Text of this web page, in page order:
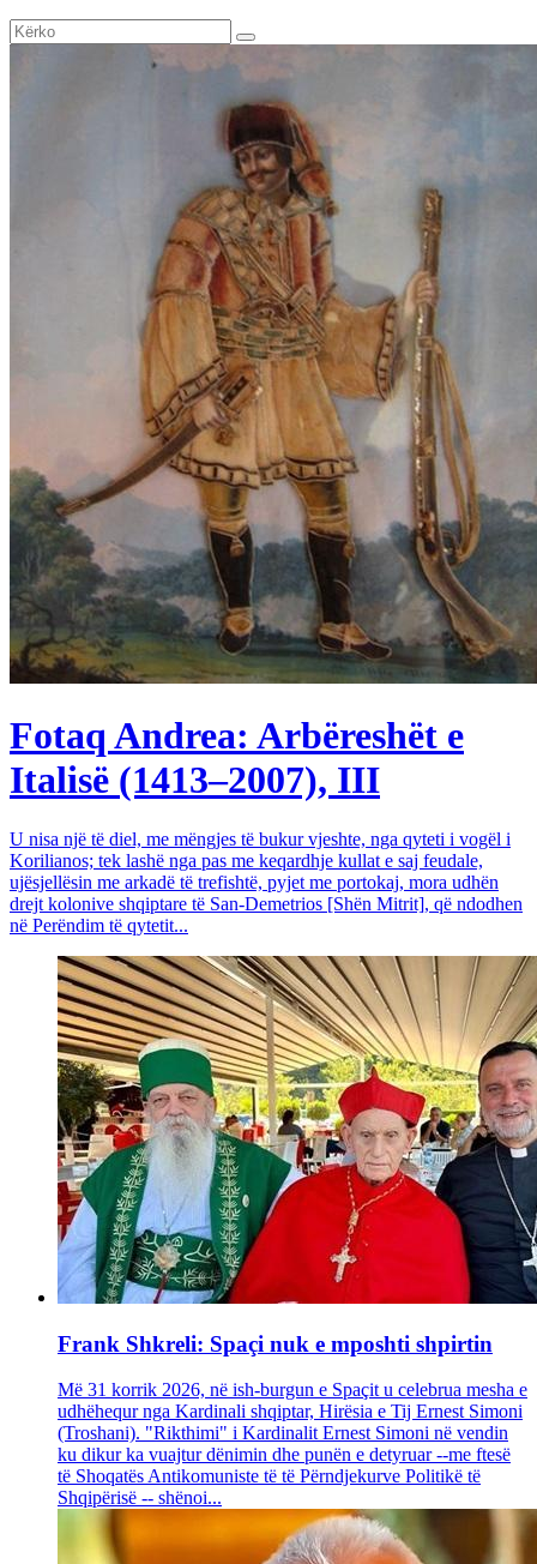
Fotaq Andrea: Arbëreshët e
Italisë (1413–2007), III
U nisa një të diel, me mëngjes të bukur vjeshte, nga qyteti i vogël i
Korilianos; tek lashë nga pas me keqardhje kullat e saj feudale,
ujësjellësin me arkadë të trefishtë, pyjet me portokaj, mora udhën
drejt kolonive shqiptare të San-Demetrios [Shën Mitrit], që ndodhen
në Perëndim të qytetit...
Frank Shkreli: Spaçi nuk e mposhti shpirtin
Më 31 korrik 2026, në ish-burgun e Spaçit u celebrua mesha e
udhëhequr nga Kardinali shqiptar, Hirësia e Tij Ernest Simoni
(Troshani). "Rikthimi" i Kardinalit Ernest Simoni në vendin
ku dikur ka vuajtur dënimin dhe punën e detyruar --me ftesë
të Shoqatës Antikomuniste të të Përndjekurve Politikë të
Shqipërisë -- shënoi...